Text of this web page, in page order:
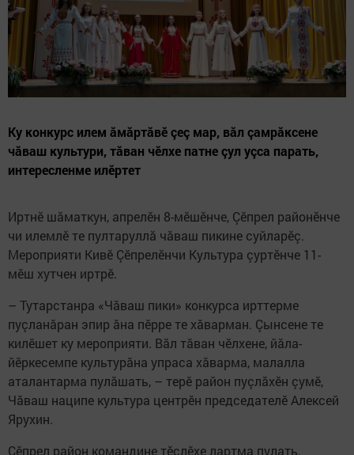
Ку конкурс илем ăмăртăвӗ çеç мар, вăл çамрăксене
чăваш культури, тăван чӗлхе патне çул уçса парать,
интересленме илӗртет
Иртнӗ шăматкун, апрелӗн 8-мӗшӗнче, Çӗпрел районӗнче
чи илемлӗ те пултаруллă чăваш пикине суйларӗç.
Мероприяти Кивӗ Çӗпрелӗнчи Культура çуртӗнче 11-
мӗш хутчен иртрӗ.
– Тутарстанра «Чăваш пики» конкурса ирттерме
пуçланăран эпир ăна пӗрре те хăварман. Çынсене те
килӗшет ку мероприяти. Вăл тăван чӗлхене, йăла-
йӗркесемпе культурăна упраса хăварма, малалла
аталантарма пулăшать, – терӗ район пуçлăхӗн çумӗ,
Чăваш наципе культура центрӗн председателӗ Алексей
Ярухин.
Çӗпрел район командине тӗслӗхе лартма пулать.